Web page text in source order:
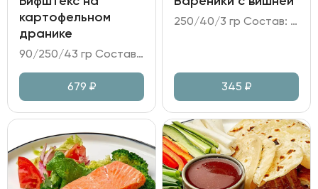
картофельном
дранике
90/250/43 гр Состав: - бифштекс из говяжьего фарша; - картофельные драники; яйцо пашот; томатный салат; - соус перечный.
679 ₽
250/40/3 гр Состав: - вареники (тесто на пшеничной муке; вишня; вишневое желе); - заправка сметанная; - мята.
345 ₽